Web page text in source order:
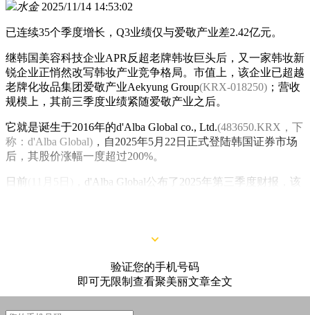
水金 2025/11/14 14:53:02
已连续35个季度增长，Q3业绩仅与爱敬产业差2.42亿元。
继韩国美容科技企业APR反超老牌韩妆巨头后，又一家韩妆新
锐企业正悄然改写韩妆产业竞争格局。市值上，该企业已超越
老牌化妆品集团爱敬产业Aekyung Group(KRX-018250) ；营收
规模上，其前三季度业绩紧随爱敬产业之后。
它就是诞生于2016年的d'Alba Global co., Ltd.(483650.KRX，下
称：d'Alba Global) ，自2025年5月22日正式登陆韩国证券市场
后，其股价涨幅一度超过200%。
日前
，d'Alba Global公布了2025年第三季度财报，该
验证您的手机号码
即可无限制查看聚美丽文章全文